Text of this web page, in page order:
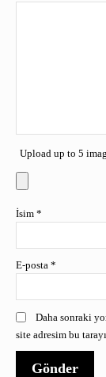
Upload up to 5
İsim *
E-posta *
Daha sonraki
site adresim bu